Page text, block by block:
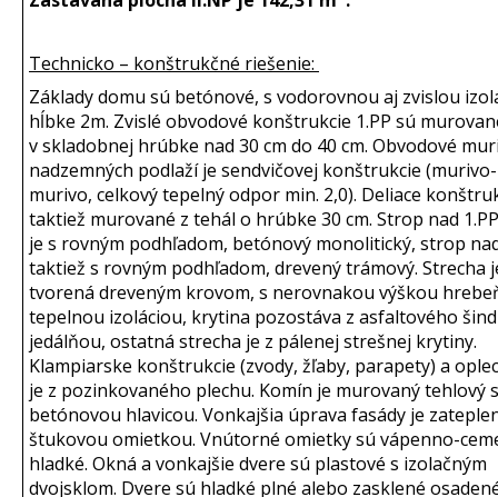
Technicko – konštrukčné riešenie:
Základy domu sú betónové, s vodorovnou aj zvislou
hĺbke 2m. Zvislé obvodové konštrukcie 1.PP sú
v skladobnej hrúbke nad 30 cm do 40 cm. Obvodové
nadzemných podlaží je sendvičovej konštrukcie
murivo, celkový tepelný odpor min. 2,0). Deliace
taktiež murované z tehál o hrúbke 30 cm. Strop nad
je s rovným podhľadom, betónový monolitický, strop
taktiež s rovným podhľadom, drevený trámový. Strecha
tvorená dreveným krovom, s nerovnakou výškou
tepelnou izoláciou, krytina pozostáva z asfaltového
jedálňou, ostatná strecha je z pálenej strešnej krytiny.
Klampiarske konštrukcie (zvody, žľaby, parapety) a
je z pozinkovaného plechu. Komín je murovaný tehlový s
betónovou hlavicou. Vonkajšia úprava fasády je
štukovou omietkou. Vnútorné omietky sú vápenno-
hladké. Okná a vonkajšie dvere sú plastové s izolačným
dvojsklom. Dvere sú hladké plné alebo zasklené